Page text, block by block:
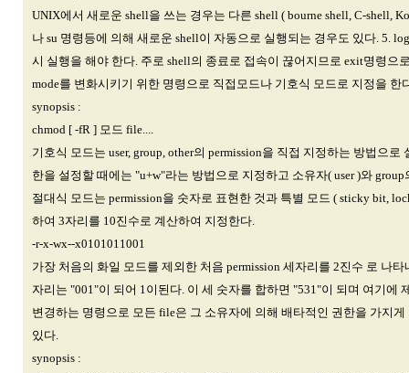
UNIX에서 새로운 shell을 쓰는 경우는 다른 shell ( bourne shell, C-shell,
나 su 명령등에 의해 새로운 shell이 자동으로 실행되는 경우도 있다. 5.
시 실행을 해야 한다. 주로 shell의 종료로 접속이 끊어지므로 exit명령으
mode를 변화시키기 위한 명령으로 직접모드나 기호식 모드로 지정을 한
synopsis :
chmod [ -fR ] 모드 file....
기호식 모드는 user, group, other의 permission을 직접 지정하는 방법으
한을 설정할 때에는 "u+w"라는 방법으로 지정하고 소유자( user )와
절대식 모드는 permission을 숫자로 표현한 것과 특별 모드 ( sticky bit,
하여 3자리를 10진수로 계산하여 지정한다.
-r-x-wx--x0101011001
가장 처음의 화일 모드를 제외한 처음 permission 세자리를 2진수 로 나
자리는 "001"이 되어 1이된다. 이 세 숫자를 합하면 "531"이 되며 여기에
변경하는 명령으로 모든 file은 그 소유자에 의해 배타적인 권한을 가지
있다.
synopsis :